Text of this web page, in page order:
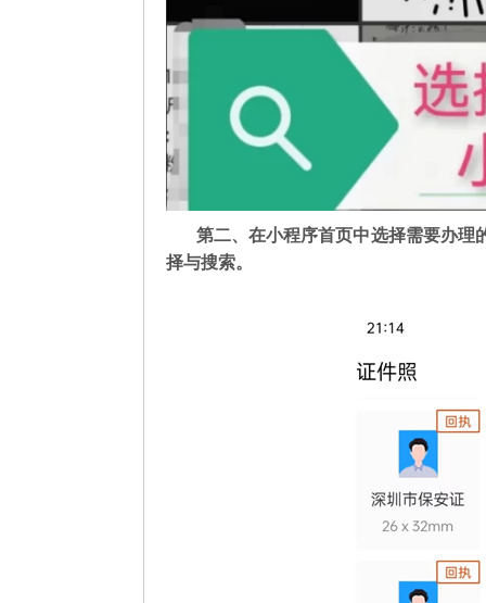
第二、在小程序首页中选择需要办理
择与搜索。